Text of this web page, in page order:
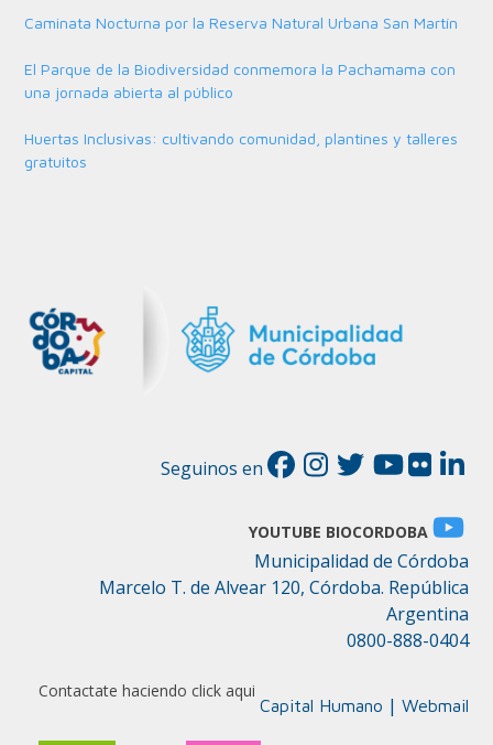
Caminata Nocturna por la Reserva Natural Urbana San Martín
El Parque de la Biodiversidad conmemora la Pachamama con
una jornada abierta al público
Huertas Inclusivas: cultivando comunidad, plantines y talleres
gratuitos
Contactate haciendo click aqui
Seguinos en
YOUTUBE BIOCORDOBA
Municipalidad de Córdoba
Marcelo T. de Alvear 120, Córdoba. República
Argentina
0800-888-0404
Capital Humano | Webmail